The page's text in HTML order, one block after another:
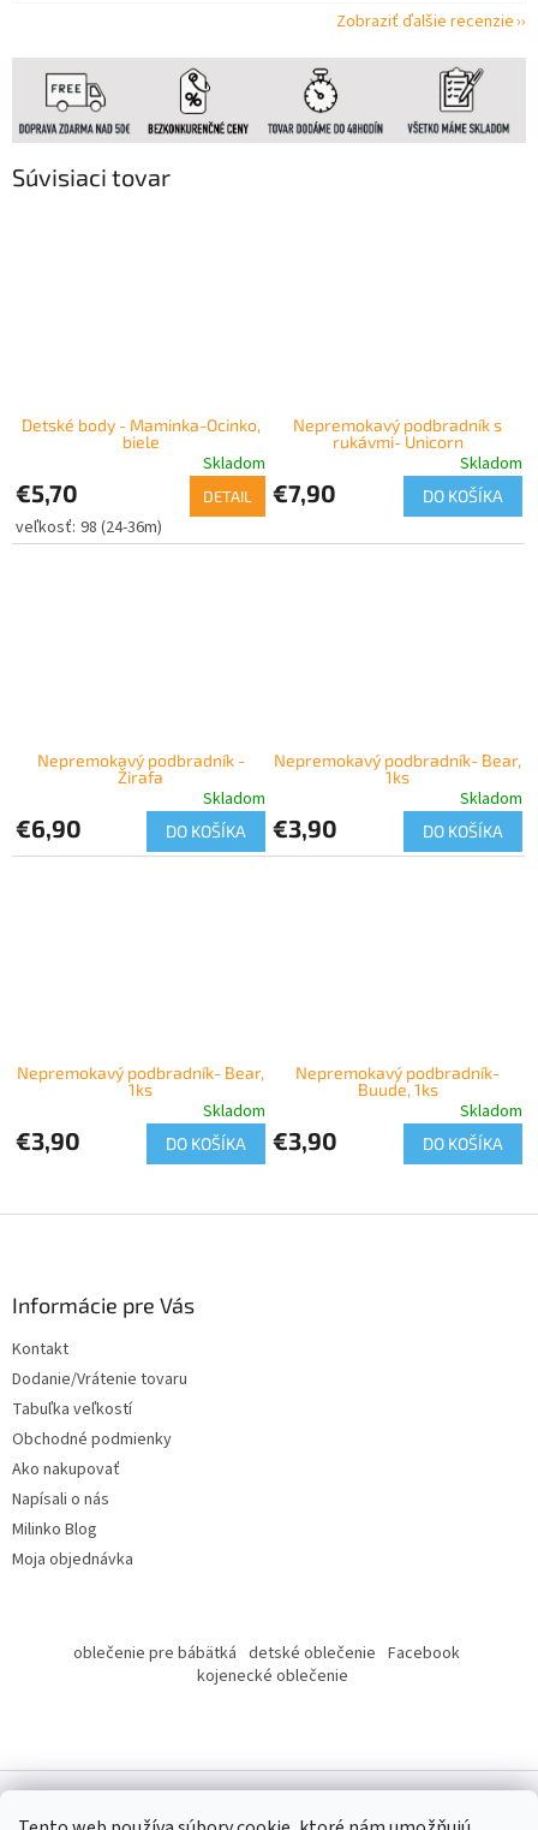
Súvisiaci tovar
Detské body - Maminka-Ocinko,
biele
Skladom
€5,70 DETAIL
98 (24-36m)
Nepremokavý podbradník s
rukávmi- Unicorn
Skladom
€7,90 DO KOŠÍKA
Nepremokavý podbradník -
Žirafa
Skladom
€6,90 DO KOŠÍKA
Nepremokavý podbradník- Bear,
1ks
Skladom
€3,90 DO KOŠÍKA
Nepremokavý podbradník- Bear,
1ks
Skladom
€3,90 DO KOŠÍKA
Nepremokavý podbradník-
Buude, 1ks
Skladom
€3,90 DO KOŠÍKA
Zobraziť ďalšie recenzie
Informácie pre Vás
Kontakt
Dodanie/Vrátenie tovaru
Tabuľka veľkostí
Obchodné podmienky
Ako nakupovať
Napísali o nás
Milinko Blog
Moja objednávka
oblečenie pre bábätká detské oblečenie Facebook
kojenecké oblečenie